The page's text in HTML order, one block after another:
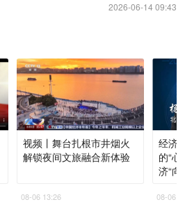
2026-06-14 09:43
视频丨舞台扎根市井烟火
解锁夜间文旅融合新体验
08-06 13:26
经济
的“心
济“向
08-06